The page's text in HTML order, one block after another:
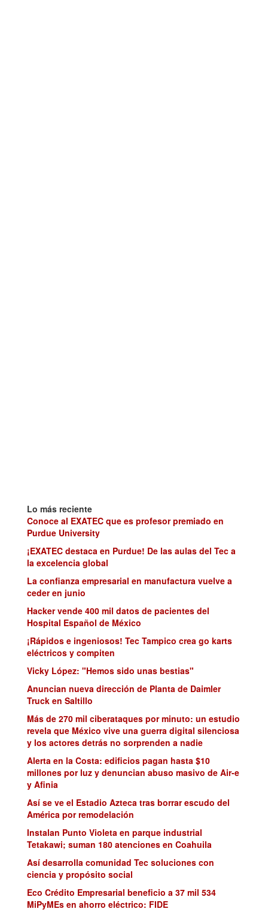
Lo más reciente
Conoce al EXATEC que es profesor premiado en
Purdue University
¡EXATEC destaca en Purdue! De las aulas del Tec a
la excelencia global
La confianza empresarial en manufactura vuelve a
ceder en junio
Hacker vende 400 mil datos de pacientes del
Hospital Español de México
¡Rápidos e ingeniosos! Tec Tampico crea go karts
eléctricos y compiten
Vicky López: "Hemos sido unas bestias"
Anuncian nueva dirección de Planta de Daimler
Truck en Saltillo
Más de 270 mil ciberataques por minuto: un estudio
revela que México vive una guerra digital silenciosa
y los actores detrás no sorprenden a nadie
Alerta en la Costa: edificios pagan hasta $10
millones por luz y denuncian abuso masivo de Air-e
y Afinia
Así se ve el Estadio Azteca tras borrar escudo del
América por remodelación
Instalan Punto Violeta en parque industrial
Tetakawi; suman 180 atenciones en Coahuila
Así desarrolla comunidad Tec soluciones con
ciencia y propósito social
Eco Crédito Empresarial beneficio a 37 mil 534
MiPyMEs en ahorro eléctrico: FIDE